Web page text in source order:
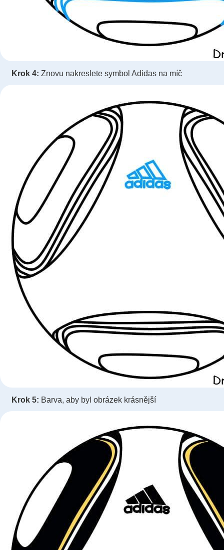
Krok 4: Znovu nakreslete symbol Adidas na míč
Krok 5: Barva, aby byl obrázek krásnější